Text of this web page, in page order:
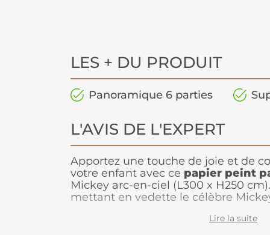
LES + DU PRODUIT
Panoramique 6 parties
L'AVIS DE L'EXPERT
Apportez une touche de joie et de
votre enfant avec ce papier peint
Mickey arc-en-ciel (L300 x H250
mettant en vedette le célèbre
contagieuse à chaque instant. Avec
Lire la suite